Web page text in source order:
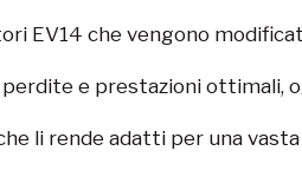
EV14 che vengono
e prestazioni ottimali,
li rende adatti per una